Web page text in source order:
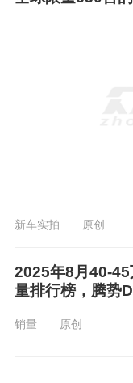
新车实拍 原创
2025年8月40-
量排行榜，腾势
销量 原创